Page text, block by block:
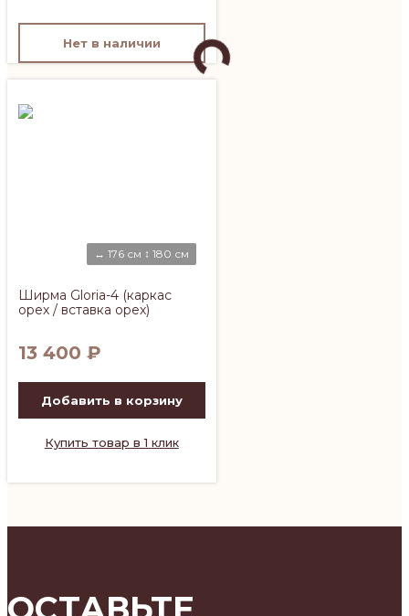
Нет в наличии
↔ 176 см ↕ 180 см
Ширма Gloria-4 (каркас
орех / вставка орех)
13 400 ₽
Добавить в корзину
Купить товар в 1 клик